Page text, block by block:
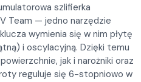
szlifierka
Team — jedno narzędzie
wymienia się w nim płytę
i oscylacyjną. Dzięki temu
jak i narożniki oraz
reguluje się 6-stopniowo w